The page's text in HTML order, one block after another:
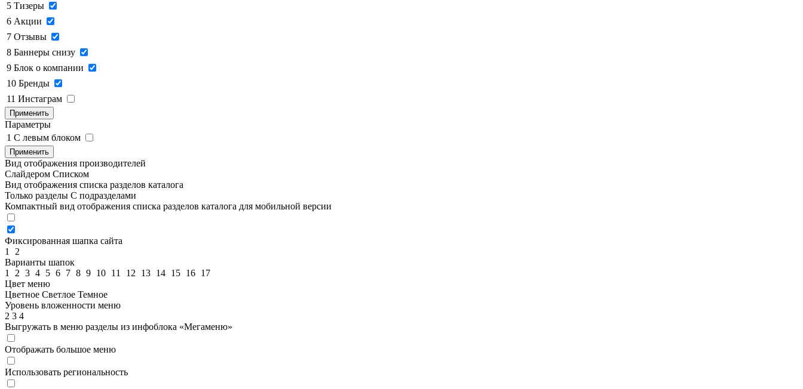
5 Тизеры
6 Акции
7 Отзывы
8 Баннеры снизу
9 Блок о компании
10 Бренды
11 Инстаграм
Применить
Параметры
1 C левым блоком
Применить
Вид отображения производителей
Слайдером Списком
Вид отображения списка разделов каталога
Только разделы С подразделами
Компактный вид отображения списка разделов каталога для мобильной версии
Фиксированная шапка сайта
1
2
Варианты шапок
1
2 3 4 5 6 7 8 9 10 11 12 13 14 15 16 17
Цвет меню
Цветное Светлое Темное
Уровень вложенности меню
2 3 4
Выгружать в меню разделы из инфоблока «Мегаменю»
Отображать большое меню
Использовать региональность